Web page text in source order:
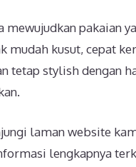
mewujudkan pakaian
mudah kusut, cepat
tetap stylish dengan
laman website
lengkapnya